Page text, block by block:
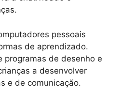
pessoais
de aprendizado.
programas de desenho e
a desenvolver
e de comunicação.